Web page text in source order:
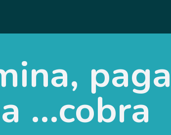
...cobra